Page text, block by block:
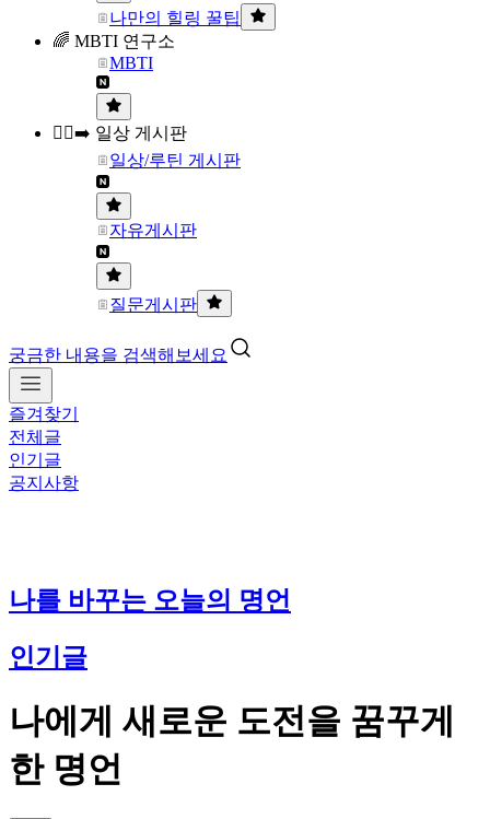
나만의 힐링 꿀팁
🌈 MBTI 연구소
MBTI
🏃‍♀️‍➡️ 일상 게시판
일상/루틴 게시판
자유게시판
질문게시판
궁금한 내용을 검색해보세요
즐겨찾기
전체글
인기글
공지사항
나를 바꾸는 오늘의 명언
인기글
나에게 새로운 도전을 꿈꾸게
한 명언